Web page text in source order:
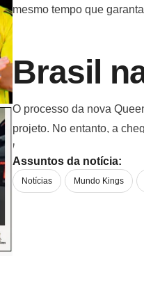
mesmo tempo que
Brasil
O processo da nova
projeto. No entanto, a
habilidade das jogadoras
Assuntos da notícia:
Notícias Mundo Kings